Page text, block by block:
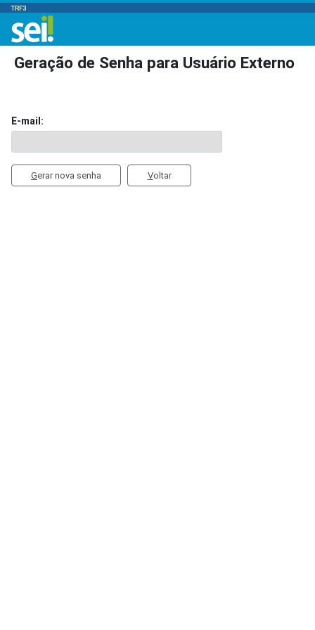
TRF3
Geração de Senha para Usuário Externo
E-mail:
Gerar nova senha Voltar